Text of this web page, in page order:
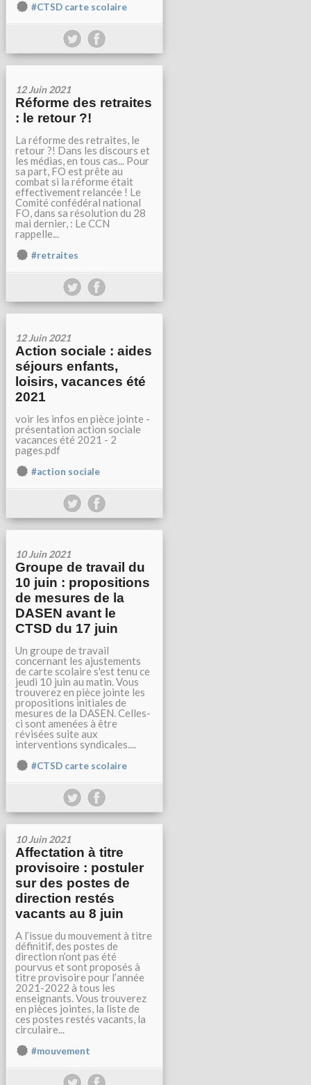
#CTSD carte scolaire
12 Juin 2021
Réforme des retraites
: le retour ?!
La réforme des retraites, le
retour ?! Dans les discours et
les médias, en tous cas... Pour
sa part, FO est prête au
combat si la réforme était
effectivement relancée ! Le
Comité confédéral national
FO, dans sa résolution du 28
mai dernier, : Le CCN
rappelle...
#retraites
12 Juin 2021
Action sociale : aides
séjours enfants,
loisirs, vacances été
2021
voir les infos en pièce jointe -
présentation action sociale
vacances été 2021 - 2
pages.pdf
#action sociale
10 Juin 2021
Groupe de travail du
10 juin : propositions
de mesures de la
DASEN avant le
CTSD du 17 juin
Un groupe de travail
concernant les ajustements
de carte scolaire s'est tenu ce
jeudi 10 juin au matin. Vous
trouverez en pièce jointe les
propositions initiales de
mesures de la DASEN. Celles-
ci sont amenées à être
révisées suite aux
interventions syndicales....
#CTSD carte scolaire
10 Juin 2021
Affectation à titre
provisoire : postuler
sur des postes de
direction restés
vacants au 8 juin
A l’issue du mouvement à titre
définitif, des postes de
direction n’ont pas été
pourvus et sont proposés à
titre provisoire pour l’année
2021-2022 à tous les
enseignants. Vous trouverez
en pièces jointes, la liste de
ces postes restés vacants, la
circulaire...
#mouvement